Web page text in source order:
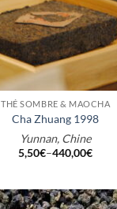
THÉ SOMBRE & MAOCHA
Cha Zhuang 1998
Yunnan, Chine
5,50€–440,00€